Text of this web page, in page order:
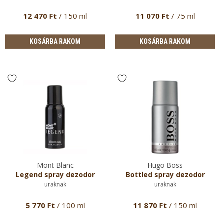
12 470 Ft / 150 ml
KOSÁRBA RAKOM
11 070 Ft / 75 ml
KOSÁRBA RAKOM
Mont Blanc
Legend spray dezodor
uraknak
5 770 Ft / 100 ml
Hugo Boss
Bottled spray dezodor
uraknak
11 870 Ft / 150 ml